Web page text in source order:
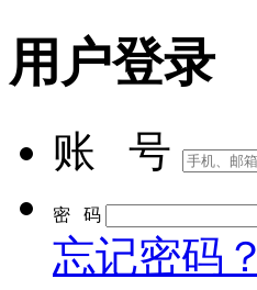
用户登录
账 号
密 码
忘记密码？